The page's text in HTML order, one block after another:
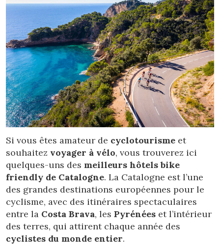
vpn_key Se connecter person Créer un compte
Location/nom de l'hôtel
CA ES EN FR
Si vous êtes amateur de cyclotourisme et
souhaitez voyager à vélo, vous trouverez ici
quelques-uns des meilleurs hôtels bike
friendly de Catalogne. La Catalogne est l’une
des grandes destinations européennes pour le
cyclisme, avec des itinéraires spectaculaires
entre la Costa Brava, les Pyrénées et l’intérieur
des terres, qui attirent chaque année des
cyclistes du monde entier.